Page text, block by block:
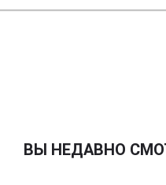
ВЫ НЕДАВНО